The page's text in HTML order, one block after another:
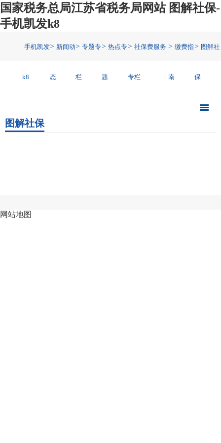
国家税务总局江苏省税务局网站 图解社保-
手机凯发k8
手机凯发
k8
> 新闻动
态
> 专题专
栏
> 热点专
题
> 社保费服务
专栏
> 缴费指
南
> 图解社
保
图解社保
网站地图